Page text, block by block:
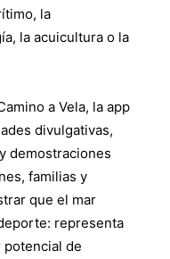
la
la acuicultura o la
a Vela, la app
divulgativas,
demostraciones
familias y
que el mar
representa
potencial de